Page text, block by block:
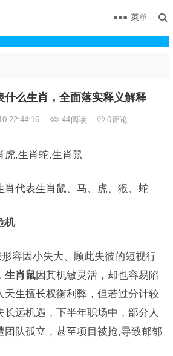
菜单
什么生肖，全面落实释义解释
22:44:16 44阅读 0评论
虎,生肖蛇,生肖鼠
肖代表生肖鼠、马、虎、猴、蛇
机
形容因小失大、顾此失彼的短视行
生肖鼠因其机敏灵活，却也容易陷
天生擅长权衡利弊，但若过分计较
长远机遇，下半年职场中，部分人
团队孤立，甚至项目被抢,导致郁郁